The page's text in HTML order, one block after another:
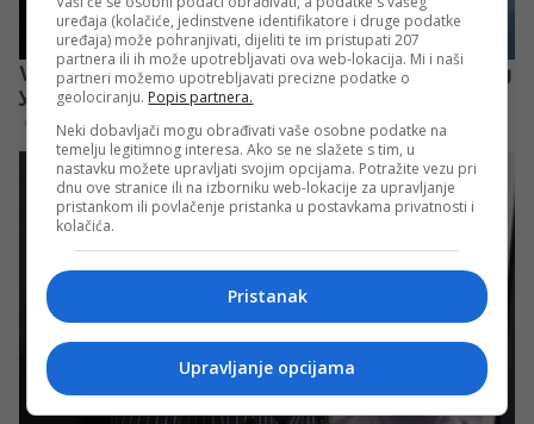
uređaja (kolačiće, jedinstvene identifikatore i druge podatke
uređaja) može pohranjivati, dijeliti te im pristupati 207
partnera ili ih može upotrebljavati ova web-lokacija. Mi i naši
partneri možemo upotrebljavati precizne podatke o
geolociranju. Popis partnera.
Neki dobavljači mogu obrađivati vaše osobne podatke na
temelju legitimnog interesa. Ako se ne slažete s tim, u
nastavku možete upravljati svojim opcijama. Potražite vezu pri
dnu ove stranice ili na izborniku web-lokacije za upravljanje
pristankom ili povlačenje pristanka u postavkama privatnosti i
kolačića.
Pristanak
Upravljanje opcijama